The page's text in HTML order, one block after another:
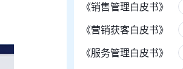
《销售管理白皮书》
《营销获客白皮书》
《服务管理白皮书》